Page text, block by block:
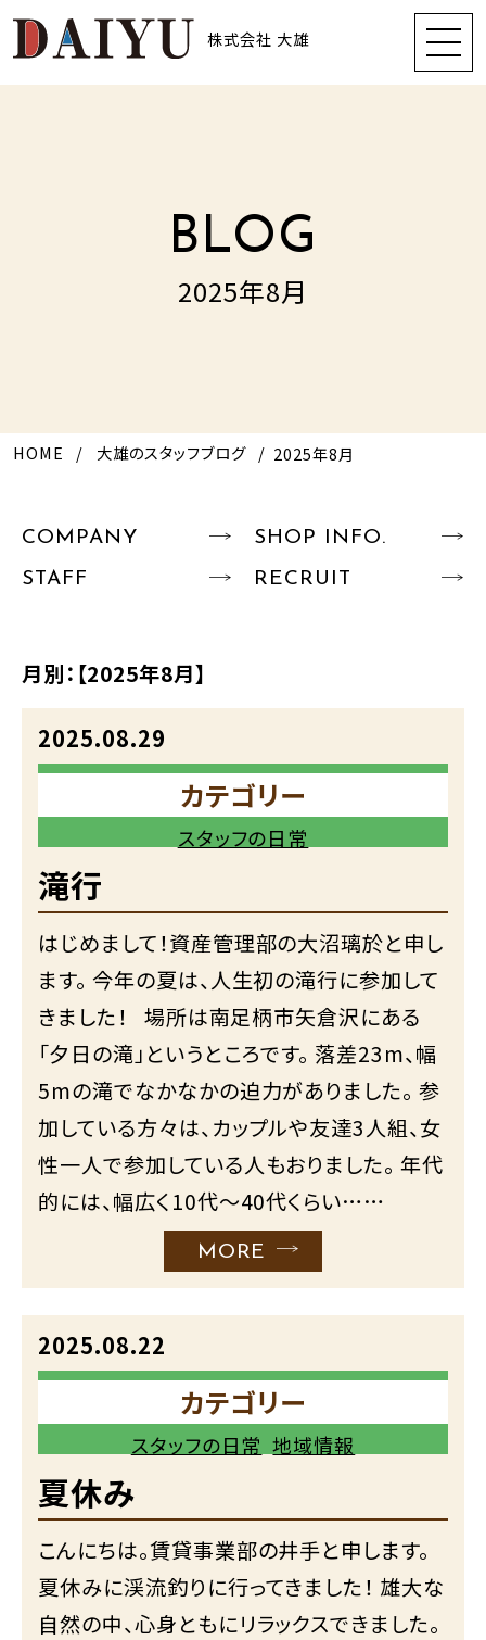
株式会社 大雄
BLOG
2025年8月
HOME 大雄のスタッフブログ 2025年8月
COMPANY
SHOP INFO.
STAFF
RECRUIT
月別： 【2025年8月】
2025.08.29
カテゴリー
スタッフの日常
滝行
はじめまして！資産管理部の大沼璃於と申し
ます。 今年の夏は、人生初の滝行に参加して
きました！ 場所は南足柄市矢倉沢にある
「夕日の滝」というところです。 落差23m、幅
5mの滝でなかなかの迫力がありました。 参
加している方々は、カップルや友達3人組、女
性一人で参加している人もおりました。 年代
的には、幅広く10代～40代くらい……
MORE
2025.08.22
カテゴリー
スタッフの日常 地域情報
夏休み
こんにちは。賃貸事業部の井手と申します。
夏休みに渓流釣りに行ってきました！ 雄大な
自然の中、心身ともにリラックスできました。